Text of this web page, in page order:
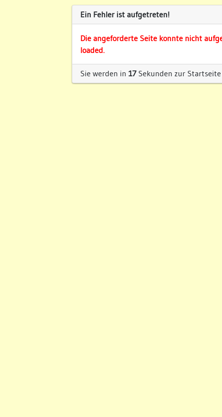
Ein Fehler ist aufgetreten!
Die angeforderte Seite konnte nicht
loaded.
Sie werden in 17Sekunden zur